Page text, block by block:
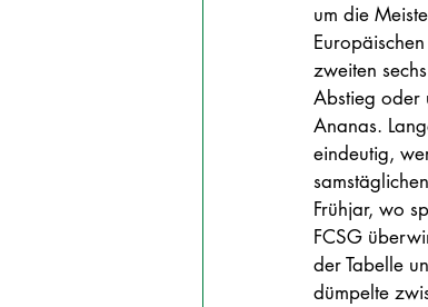
um die
zweiten
Abstieg oder
Ananas.
eindeutig,
Frühjar, wo
FCSG
der Tabelle
dümpelte